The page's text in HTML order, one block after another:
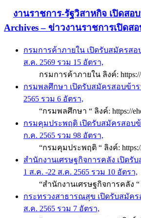
งานราชการ-รัฐวิสาหกิจ เปิดสอ
Archives – ข่าวงานราชการเปิดสอ
กรมการค้าภายใน เปิดรับสมัครสอ
ส.ค. 2569 รวม 15 อัตรา,
กรมการค้าภายใน ลิงค์: https://
กรมพลศึกษา เปิดรับสมัครสอบข้าร
2565 รวม 6 อัตรา,
“กรมพลศึกษา “ ลิงค์: https://
กรมคุมประพฤติ เปิดรับสมัครสอบ
ก.ค. 2565 รวม 98 อัตรา,
“กรมคุมประพฤติ “ ลิงค์: https://
สำนักงานเศรษฐกิจการคลัง เปิดรั
1 ส.ค. -22 ส.ค. 2565 รวม 10 อัตรา,
“สำนักงานเศรษฐกิจการคลัง “
กระทรวงสาธารณสุข เปิดรับสมัค
ส.ค. 2565 รวม 7 อัตรา,